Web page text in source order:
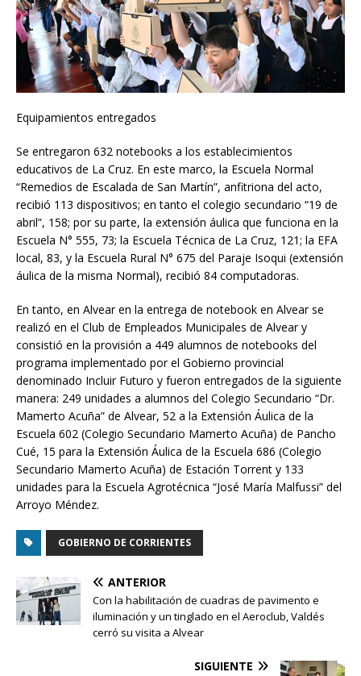
Equipamientos entregados
Se entregaron 632 notebooks a los establecimientos
educativos de La Cruz. En este marco, la Escuela Normal
“Remedios de Escalada de San Martín”, anfitriona del acto,
recibió 113 dispositivos; en tanto el colegio secundario “19 de
abril”, 158; por su parte, la extensión áulica que funciona en la
Escuela N° 555, 73; la Escuela Técnica de La Cruz, 121; la EFA
local, 83, y la Escuela Rural N° 675 del Paraje Isoqui (extensión
áulica de la misma Normal), recibió 84 computadoras.
En tanto, en Alvear en la entrega de notebook en Alvear se
realizó en el Club de Empleados Municipales de Alvear y
consistió en la provisión a 449 alumnos de notebooks del
programa implementado por el Gobierno provincial
denominado Incluir Futuro y fueron entregados de la siguiente
manera: 249 unidades a alumnos del Colegio Secundario “Dr.
Mamerto Acuña” de Alvear, 52 a la Extensión Áulica de la
Escuela 602 (Colegio Secundario Mamerto Acuña) de Pancho
Cué, 15 para la Extensión Áulica de la Escuela 686 (Colegio
Secundario Mamerto Acuña) de Estación Torrent y 133
unidades para la Escuela Agrotécnica “José María Malfussi” del
Arroyo Méndez.
GOBIERNO DE CORRIENTES
ANTERIOR
Con la habilitación de cuadras de pavimento e
iluminación y un tinglado en el Aeroclub, Valdés
cerró su visita a Alvear
SIGUIENTE